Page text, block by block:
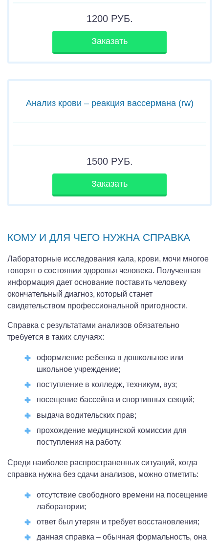
1200РУБ.
Заказать
Анализ крови – реакция вассермана (rw)
1500РУБ.
Заказать
КОМУ И ДЛЯ ЧЕГО НУЖНА СПРАВКА
Лабораторные исследования кала, крови, мочи многое
говорят о состоянии здоровья человека. Полученная
информация дает основание поставить человеку
окончательный диагноз, который станет
свидетельством профессиональной пригодности.
Справка с результатами анализов обязательно
требуется в таких случаях:
оформление ребенка в дошкольное или
школьное учреждение;
поступление в колледж, техникум, вуз;
посещение бассейна и спортивных секций;
выдача водительских прав;
прохождение медицинской комиссии для
поступления на работу.
Среди наиболее распространенных ситуаций, когда
справка нужна без сдачи анализов, можно отметить:
отсутствие свободного времени на посещение
лаборатории;
ответ был утерян и требует восстановления;
данная справка – обычная формальность, она